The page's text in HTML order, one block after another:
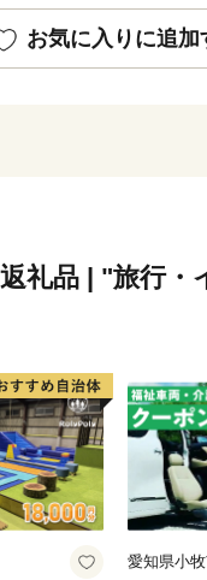
お気に入りに追加
礼品 | "旅行・
愛知県小